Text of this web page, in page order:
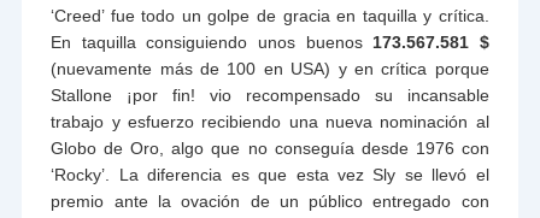
‘Creed’ fue todo un golpe de gracia en taquilla y crítica.
En taquilla consiguiendo unos buenos173.567.581 $
(nuevamente más de 100 en USA) y en crítica porque
Stallone ¡por fin! vio recompensado su incansable
trabajo y esfuerzo recibiendo una nueva nominación al
Globo de Oro, algo que no conseguía desde 1976 con
‘Rocky’. La diferencia es que esta vez Sly se llevó el
premio ante la ovación de un público entregado con